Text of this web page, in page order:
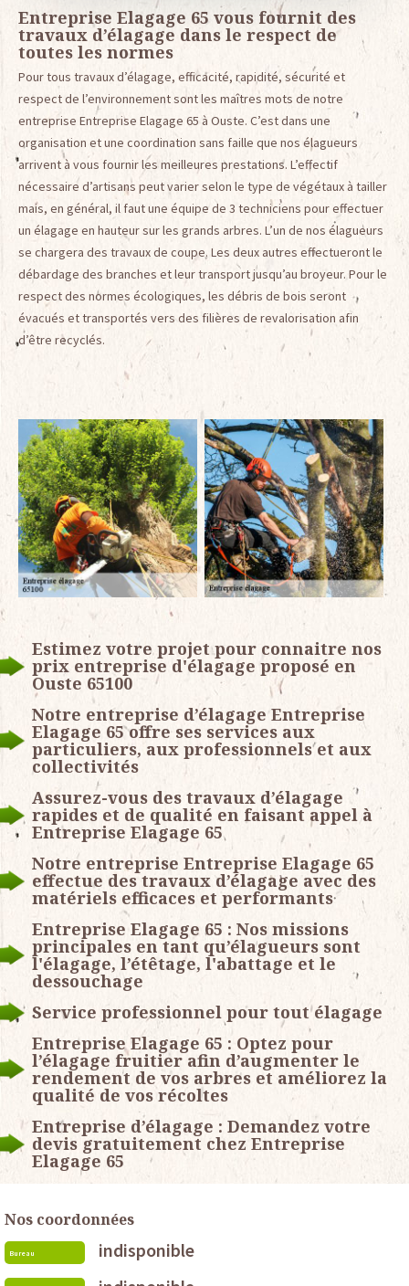
Entreprise Elagage 65 vous fournit des
travaux d’élagage dans le respect de
toutes les normes
Pour tous travaux d’élagage, efficacité, rapidité, sécurité et
respect de l’environnement sont les maîtres mots de notre
entreprise Entreprise Elagage 65 à Ouste. C’est dans une
organisation et une coordination sans faille que nos élagueurs
arrivent à vous fournir les meilleures prestations. L’effectif
nécessaire d’artisans peut varier selon le type de végétaux à tailler
mais, en général, il faut une équipe de 3 techniciens pour effectuer
un élagage en hauteur sur les grands arbres. L’un de nos élagueurs
se chargera des travaux de coupe. Les deux autres effectueront le
débardage des branches et leur transport jusqu’au broyeur. Pour le
respect des normes écologiques, les débris de bois seront
évacués et transportés vers des filières de revalorisation afin
d’être recyclés.
Estimez votre projet pour connaitre nos
prix entreprise d'élagage proposé en
Ouste 65100
Notre entreprise d’élagage Entreprise
Elagage 65 offre ses services aux
particuliers, aux professionnels et aux
collectivités
Assurez-vous des travaux d’élagage
rapides et de qualité en faisant appel à
Entreprise Elagage 65
Notre entreprise Entreprise Elagage 65
effectue des travaux d’élagage avec des
matériels efficaces et performants
Entreprise Elagage 65 : Nos missions
principales en tant qu’élagueurs sont
l'élagage, l’étêtage, l'abattage et le
dessouchage
Service professionnel pour tout élagage
Entreprise Elagage 65 : Optez pour
l’élagage fruitier afin d’augmenter le
rendement de vos arbres et améliorez la
qualité de vos récoltes
Entreprise d’élagage : Demandez votre
devis gratuitement chez Entreprise
Elagage 65
Nos coordonnées
Bureau indisponible